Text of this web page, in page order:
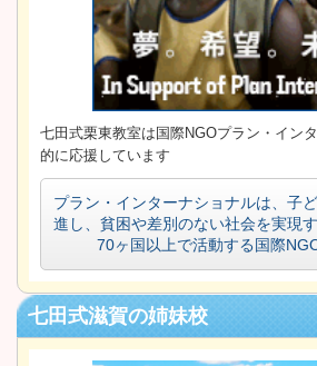
七田式栗東教室は国際NGOプラン・イン
的に応援しています
プラン・インターナショナルは、子
進し、貧困や差別のない社会を実現
70ヶ国以上で活動する国際
七田式滋賀の姉妹校